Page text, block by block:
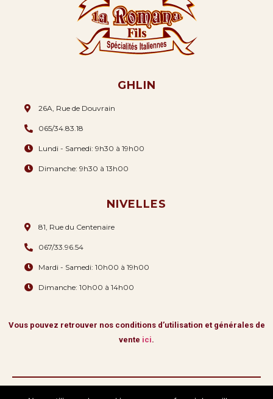
GHLIN
26A, Rue de Douvrain
065/34.83.18
Lundi - Samedi: 9h30 à 19h00
Dimanche: 9h30 à 13h00
NIVELLES
81, Rue du Centenaire
067/33.96.54
Mardi - Samedi: 10h00 à 19h00
Dimanche: 10h00 à 14h00
Vous pouvez retrouver nos conditions d’utilisation et générales de
vente ici.